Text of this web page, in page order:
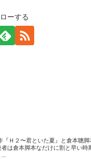
ーする
『Ｈ２〜君といた夏』と倉本聰
は倉本脚本なだけに割と早い
...